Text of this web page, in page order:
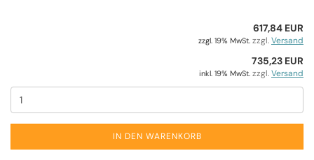
617,84 EUR
zzgl. 19% MwSt. zzgl.Versand
735,23 EUR
inkl. 19% MwSt. zzgl.Versand
IN DEN WARENKORB